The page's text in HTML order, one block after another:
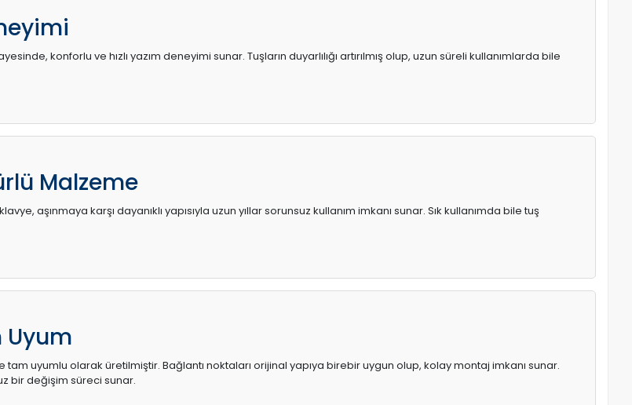
konforlu ve hızlı yazım deneyimi sunar. Tuşların duyarlılığı artırılmış olup, uzun süreli kullanımlarda bile
Malzeme
aşınmaya karşı dayanıklı yapısıyla uzun yıllar sorunsuz kullanım imkanı sunar. Sık kullanımda bile tuş
Uyum
tam uyumlu olarak üretilmiştir. Bağlantı noktaları orijinal yapıya birebir uygun olup, kolay montaj imkanı sunar.
bir değişim süreci sunar.